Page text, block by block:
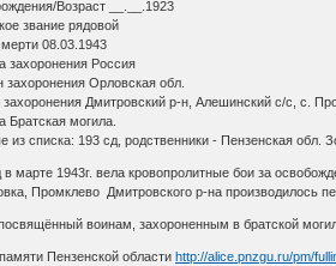
Возраст __.__.1923
звание рядовой
08.03.1943
захоронения Россия
захоронения Орловская обл.
захоронения Дмитровский р-н, Алешинский с/с, с.
Братская могила.
из списка: 193 сд, родственники - Пензенская обл.
в марте 1943г. вела кровопролитные бои за
Промклево Дмитровского р-на производилось
воинам, захороненным в братской
Пензенской областиhttp://alice.pnzgu.ru/pm/